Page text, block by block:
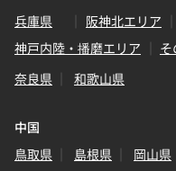
兵庫県
阪神北エリア
神戸内陸・播磨エリア
奈良県
和歌山県
中国
鳥取県
島根県 岡山県